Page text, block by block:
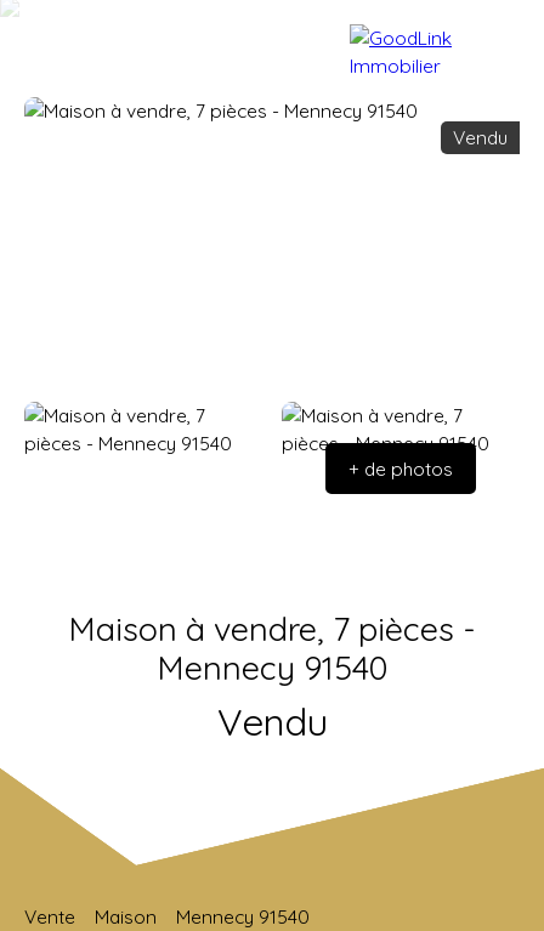
Vendu
+ de photos
Maison à vendre, 7 pièces -
Mennecy 91540
Vendu
Vente Maison
Mennecy 91540